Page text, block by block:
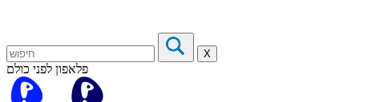
X
פלאפון לפני כולם